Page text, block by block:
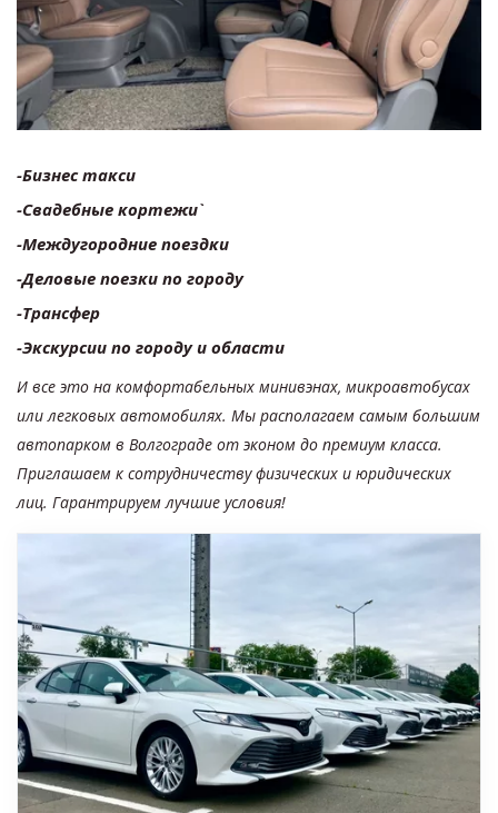
-Бизнес такси
-Свадебные кортежи`
-Междугородние поездки
-Деловые поезки по городу
-Трансфер
-Экскурсии по городу и области
И все это на комфортабельных минивэнах, микроавтобусах
или легковых автомобилях. Мы располагаем самым большим
автопарком в Волгограде от эконом до премиум класса.
Приглашаем к сотрудничеству физических и юридических
лиц. Гарантрируем лучшие условия!